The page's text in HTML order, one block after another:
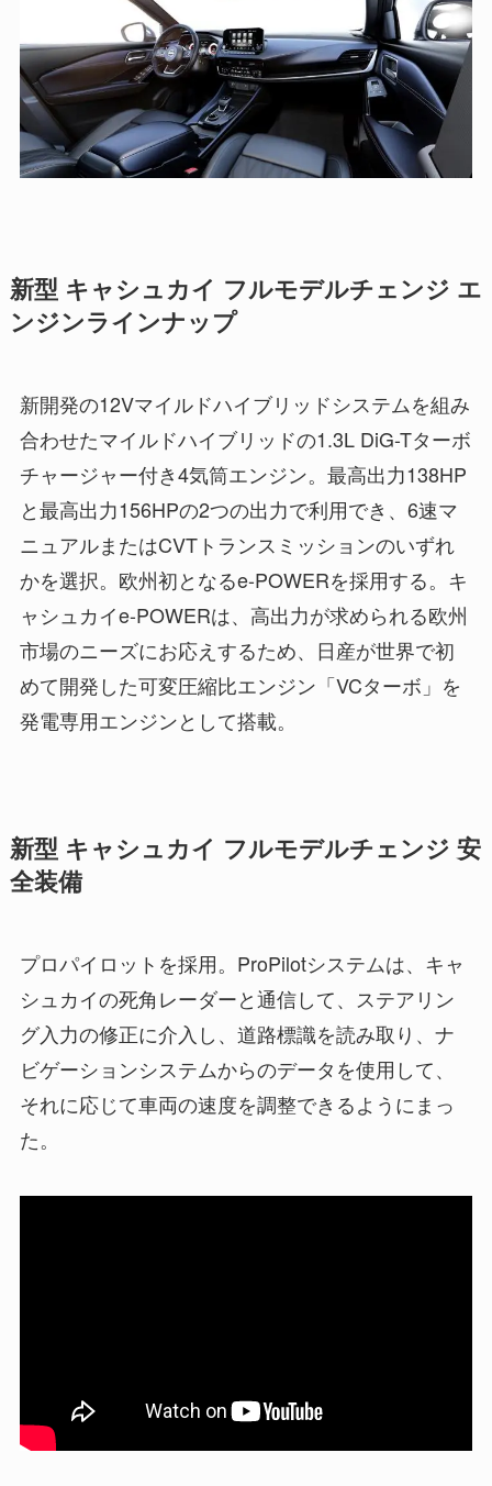
新型 キャシュカイ フルモデルチェンジ エ
ンジンラインナップ
新開発の12Vマイルドハイブリッドシステムを組み
合わせたマイルドハイブリッドの1.3L DiG-Tターボ
チャージャー付き4気筒エンジン。最高出力138HP
と最高出力156HPの2つの出力で利用でき、6速マ
ニュアルまたはCVTトランスミッションのいずれ
かを選択。欧州初となるe-POWERを採用する。キ
ャシュカイe-POWERは、高出力が求められる欧州
市場のニーズにお応えするため、日産が世界で初
めて開発した可変圧縮比エンジン「VCターボ」を
発電専用エンジンとして搭載。
新型 キャシュカイ フルモデルチェンジ 安
全装備
プロパイロットを採用。ProPilotシステムは、キャ
シュカイの死角レーダーと通信して、ステアリン
グ入力の修正に介入し、道路標識を読み取り、ナ
ビゲーションシステムからのデータを使用して、
それに応じて車両の速度を調整できるようにまっ
た。